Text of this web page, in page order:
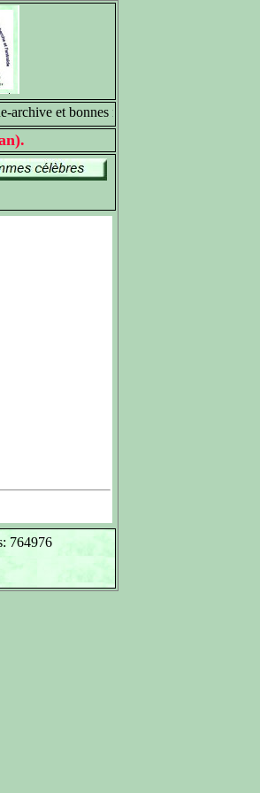
et bonnes recherches généalogiques
764976